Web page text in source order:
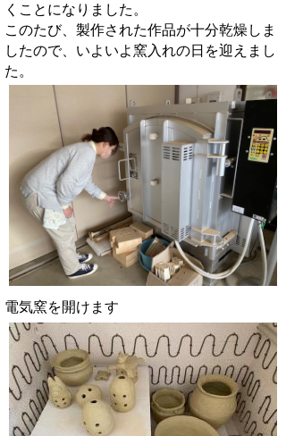
くことになりました。
このたび、製作された作品が十分乾燥しま
したので、いよいよ窯入れの日を迎えまし
た。
電気窯を開けます